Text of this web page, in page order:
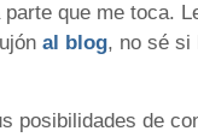
que me toca.
al blog, no sé si
posibilidades de